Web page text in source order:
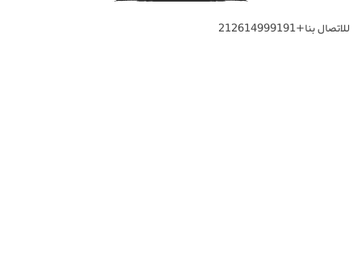
للاتصال بنا+212614999191